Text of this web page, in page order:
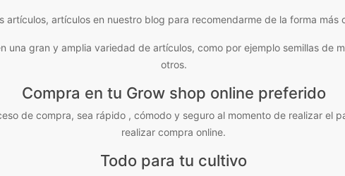
artículos, artículos en nuestro blog para recomendarme de la forma
una gran y amplia variedad de artículos, como por ejemplo semillas de
otros.
Compra en tu Grow shop online preferido
de compra, sea rápido , cómodo y seguro al momento de realizar el
realizar compra online.
Todo para tu cultivo